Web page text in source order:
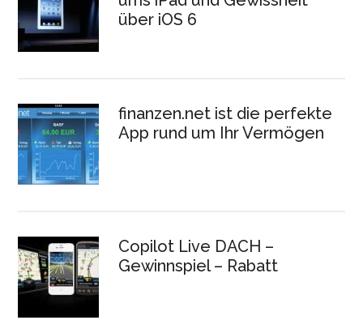
über iOS 6
finanzen.net ist die perfekte
App rund um Ihr Vermögen
Copilot Live DACH –
Gewinnspiel – Rabatt